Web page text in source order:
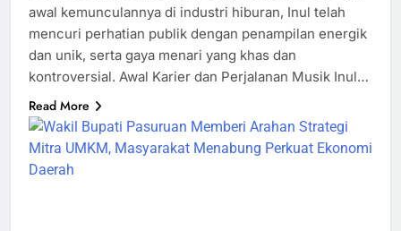
awal kemunculannya di industri hiburan, Inul telah
mencuri perhatian publik dengan penampilan energik
dan unik, serta gaya menari yang khas dan
kontroversial. Awal Karier dan Perjalanan Musik Inul…
Read More